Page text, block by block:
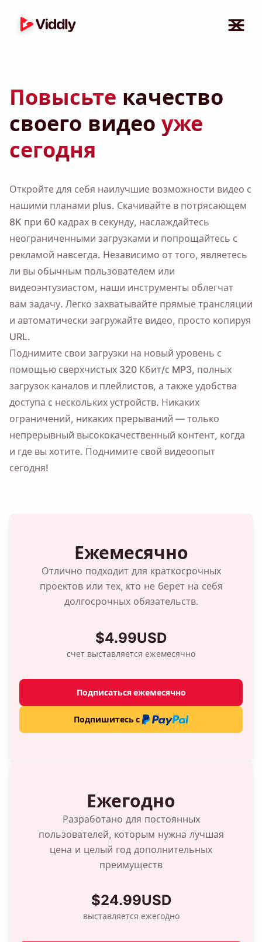
Повысьте качество
своего видео уже
сегодня
Откройте для себя наилучшие возможности видео с
нашими планами plus. Скачивайте в потрясающем
8K при 60 кадрах в секунду, наслаждайтесь
неограниченными загрузками и попрощайтесь с
рекламой навсегда. Независимо от того, являетесь
ли вы обычным пользователем или
видеоэнтузиастом, наши инструменты облегчат
вам задачу. Легко захватывайте прямые трансляции
и автоматически загружайте видео, просто копируя
URL.
Поднимите свои загрузки на новый уровень с
помощью сверхчистых 320 Кбит/с MP3, полных
загрузок каналов и плейлистов, а также удобства
доступа с нескольких устройств. Никаких
ограничений, никаких прерываний — только
непрерывный высококачественный контент, когда
и где вы хотите. Поднимите свой видеоопыт
сегодня!
Ежемесячно
Отлично подходит для краткосрочных
проектов или тех, кто не берет на себя
долгосрочных обязательств.
$4.99USD
счет выставляется ежемесячно
Подписаться ежемесячно
Подпишитесь с
Ежегодно
Разработано для постоянных
пользователей, которым нужна лучшая
цена и целый год дополнительных
преимуществ
$24.99USD
выставляется ежегодно